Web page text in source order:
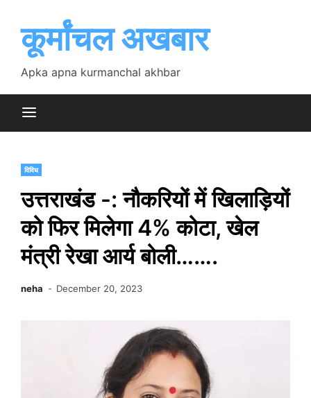
contentकूर्मांचल अखबार
Apka apna kurmanchal akhbar
विविध
उत्तराखंड -: नौकरियों में खिलाड़ियों
को फिर मिलेगा 4% कोटा, खेल
मंत्री रेखा आर्य बोली…….
neha December 20, 2023